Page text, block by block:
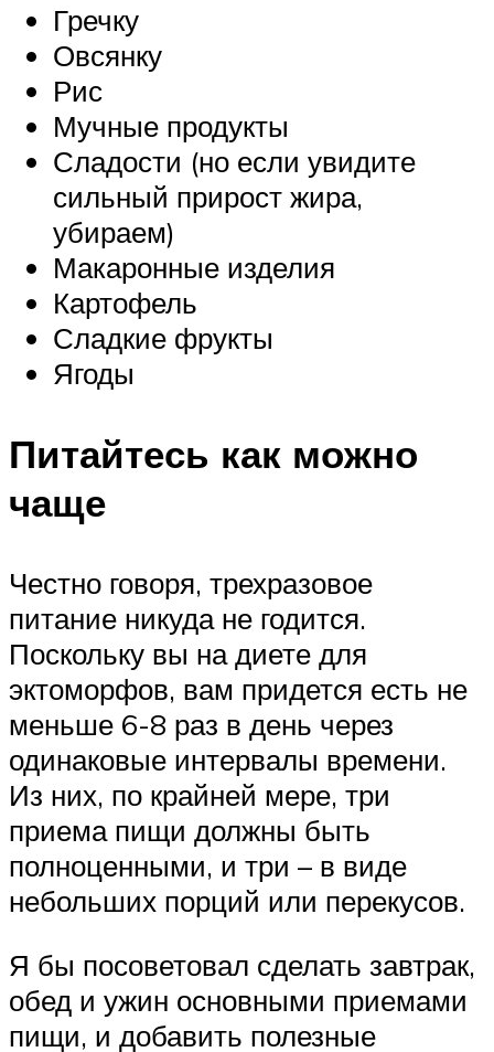
Гречку
Овсянку
Рис
Мучные продукты
Сладости (но если увидите
сильный прирост жира,
убираем)
Макаронные изделия
Картофель
Сладкие фрукты
Ягоды
Питайтесь как можно
чаще
Честно говоря, трехразовое
питание никуда не годится.
Поскольку вы на диете для
эктоморфов, вам придется есть не
меньше 6-8 раз в день через
одинаковые интервалы времени.
Из них, по крайней мере, три
приема пищи должны быть
полноценными, и три – в виде
небольших порций или перекусов.
Я бы посоветовал сделать завтрак,
обед и ужин основными приемами
пищи, и добавить полезные